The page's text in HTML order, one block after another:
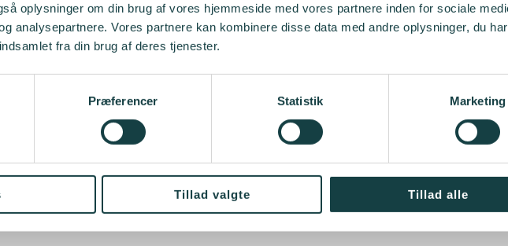
oplysninger om din brug af vores hjemmeside med vores partnere inden for sociale
analysepartnere. Vores partnere kan kombinere disse data med andre oplysninger, du
fra din brug af deres tjenester.
Præferencer Statistik Marketing
Tillad valgte Tillad alle